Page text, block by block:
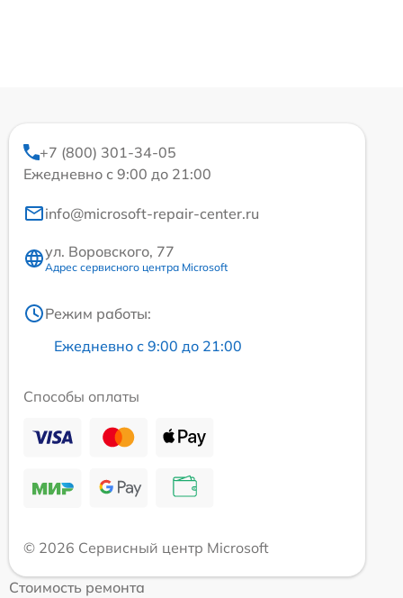
+7 (800) 301-34-05
Ежедневно с 9:00 до 21:00
info@microsoft-repair-center.ru
ул. Воровского, 77
Адрес сервисного центра Microsoft
Режим работы:
Ежедневно с 9:00 до 21:00
Способы оплаты
© 2026 Сервисный центр Microsoft
Стоимость ремонта